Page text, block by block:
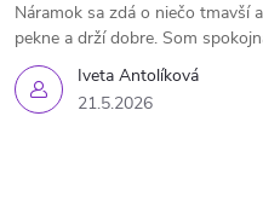
Iveta Antolíková
21.5.2026
Náramok sa zdá o niečo tmavší
pekne a drží dobre. Som